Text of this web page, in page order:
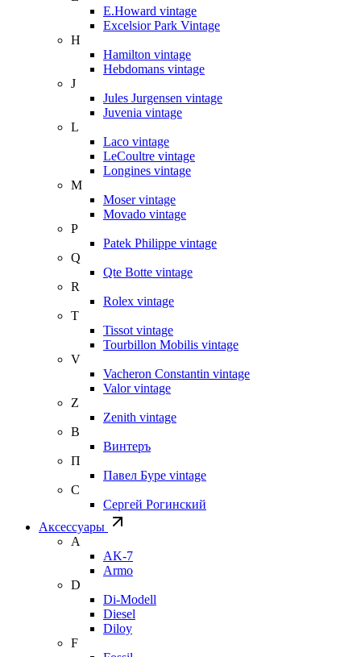
E.Howard vintage
Excelsior Park Vintage
H
Hamilton vintage
Hebdomans vintage
J
Jules Jurgensen vintage
Juvenia vintage
L
Laco vintage
LeCoultre vintage
Longines vintage
M
Moser vintage
Movado vintage
P
Patek Philippe vintage
Q
Qte Botte vintage
R
Rolex vintage
T
Tissot vintage
Tourbillon Mobilis vintage
V
Vacheron Constantin vintage
Valor vintage
Z
Zenith vintage
В
Винтеръ
П
Павел Буре vintage
С
Сергей Рогинский
Аксессуары
A
AK-7
Armo
D
Di-Modell
Diesel
Diloy
F